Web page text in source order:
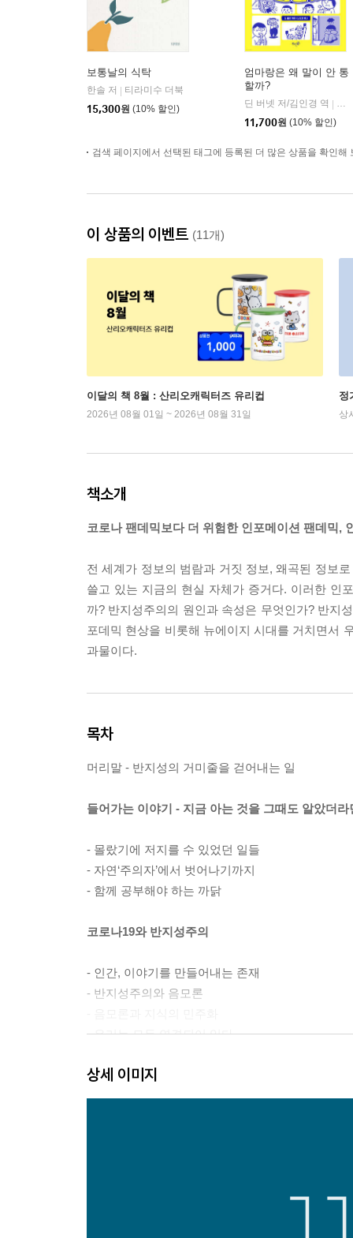
보통날의 식탁
한솔 저 | 티라미수 더북
15,300원 (10% 할인)
엄마랑은 왜 말이 안 통
할까?
딘 버넷 저/김인경 역 |
11,700원 (10% 할인)
검색 페이지에서 선택된 태그에 등록된 더 많은 상품을 확인해
이 상품의 이벤트 (11개)
이달의 책 8월 : 산리오캐릭터즈 유리컵
2026년 08월 01일 ~ 2026년 08월 31일
정
상
책소개
코로나 팬데믹보다 더 위험한 인포메이션 팬데믹,
전 세계가 정보의 범람과 거짓 정보, 왜곡된 정보
쓸고 있는 지금의 현실 자체가 증거다. 이러한 인
까? 반지성주의의 원인과 속성은 무엇인가? 반지
포데믹 현상을 비롯해 뉴에이지 시대를 거치면서
과물이다.
목차
머리말 - 반지성의 거미줄을 걷어내는 일
들어가는 이야기 - 지금 아는 것을 그때도 알았더라
- 몰랐기에 저지를 수 있었던 일들
- 자연‘주의자’에서 벗어나기까지
- 함께 공부해야 하는 까닭
코로나19와 반지성주의
- 인간, 이야기를 만들어내는 존재
- 반지성주의와 음모론
- 우리는 모두 연결되어 있다
백신괴담, 누가 이익을 얻는가
상세 이미지